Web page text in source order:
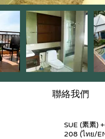
聯絡我們
SUE (素素)
208 (ไทย/